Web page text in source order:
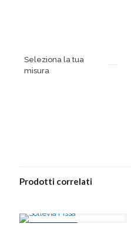
Seleziona la tua
misura
Prodotti correlati